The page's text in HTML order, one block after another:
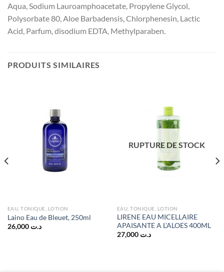
Aqua, Sodium Lauroamphoacetate, Propylene Glycol,
Polysorbate 80, Aloe Barbadensis, Chlorphenesin, Lactic
Acid, Parfum, disodium EDTA, Methylparaben.
PRODUITS SIMILAIRES
EAU, TONIQUE, LOTION
Laino Eau de Bleuet, 250ml
د.ت 26,000
RUPTURE DE STOCK
EAU, TONIQUE, LOTION
LIRENE EAU MICELLAIRE
APAISANTE A L’ALOES 400ML
د.ت 27,000